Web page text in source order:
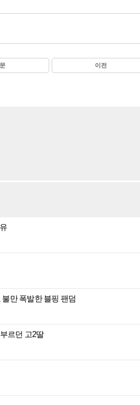
이전
만 폭발한 블핑 팬덤
르던 고2딸